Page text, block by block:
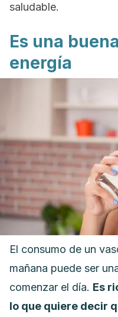
saludable.
Es una
energía
El consumo de un
mañana puede ser
comenzar el día. Es
lo que quiere decir